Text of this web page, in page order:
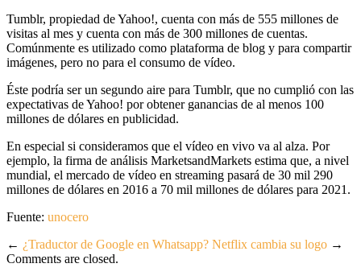
Tumblr, propiedad de Yahoo!, cuenta con más de 555 millones de
visitas al mes y cuenta con más de 300 millones de cuentas.
Comúnmente es utilizado como plataforma de blog y para compartir
imágenes, pero no para el consumo de vídeo.
Éste podría ser un segundo aire para Tumblr, que no cumplió con las
expectativas de Yahoo! por obtener ganancias de al menos 100
millones de dólares en publicidad.
En especial si consideramos que el vídeo en vivo va al alza. Por
ejemplo, la firma de análisis MarketsandMarkets estima que, a nivel
mundial, el mercado de vídeo en streaming pasará de 30 mil 290
millones de dólares en 2016 a 70 mil millones de dólares para 2021.
Fuente: unocero
← ¿Traductor de Google en Whatsapp? Netflix cambia su logo →
Comments are closed.